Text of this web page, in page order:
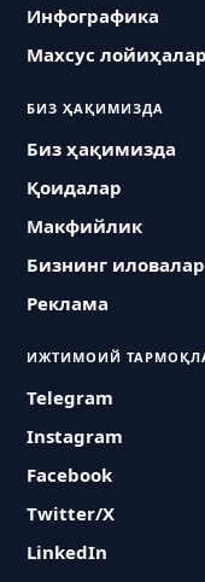
Инфографика
Махсус лойиҳалар
БИЗ ҲАҚИМИЗДА
Биз ҳақимизда
Қоидалар
Макфийлик
Бизнинг иловалар
Реклама
ИЖТИМОИЙ
Telegram
Instagram
Facebook
Twitter/X
LinkedIn